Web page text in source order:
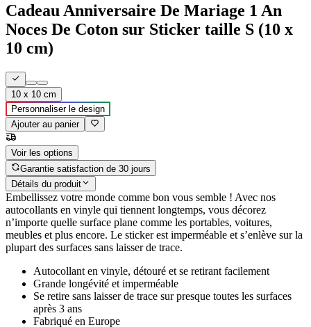
Cadeau Anniversaire De Mariage 1 An
Noces De Coton sur Sticker taille S (10 x
10 cm)
10 x 10 cm
Personnaliser le design
Ajouter au panier
Voir les options
Garantie satisfaction de 30 jours
Détails du produit
Embellissez votre monde comme bon vous semble ! Avec nos
autocollants en vinyle qui tiennent longtemps, vous décorez
n’importe quelle surface plane comme les portables, voitures,
meubles et plus encore. Le sticker est imperméable et s’enlève sur la
plupart des surfaces sans laisser de trace.
Autocollant en vinyle, détouré et se retirant facilement
Grande longévité et imperméable
Se retire sans laisser de trace sur presque toutes les surfaces
après 3 ans
Fabriqué en Europe